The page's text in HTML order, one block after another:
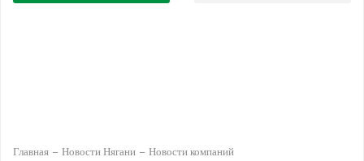
Главная Новости Нягани Новости компаний